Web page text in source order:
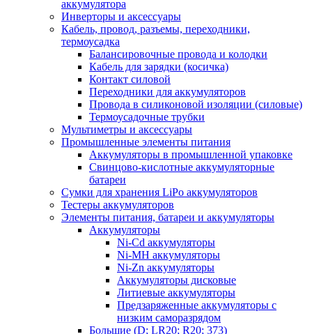
аккумулятора
Инверторы и аксессуары
Кабель, провод, разъемы, переходники,
термоусадка
Балансировочные провода и колодки
Кабель для зарядки (косичка)
Контакт силовой
Переходники для аккумуляторов
Провода в силиконовой изоляции (силовые)
Термоусадочные трубки
Мультиметры и аксессуары
Промышленные элементы питания
Аккумуляторы в промышленной упаковке
Свинцово-кислотные аккумуляторные
батареи
Сумки для хранения LiPo аккумуляторов
Тестеры аккумуляторов
Элементы питания, батареи и аккумуляторы
Аккумуляторы
Ni-Cd аккумуляторы
Ni-MH аккумуляторы
Ni-Zn аккумуляторы
Аккумуляторы дисковые
Литиевые аккумуляторы
Предзаряженные аккумуляторы с
низким саморазрядом
Большие (D; LR20; R20; 373)